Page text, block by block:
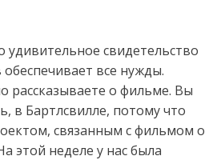
удивительное свидетельство
все нужды.
рассказываете о фильме. Вы
в Бартлсвилле, потому что
связанным с фильмом о
этой неделе у нас была